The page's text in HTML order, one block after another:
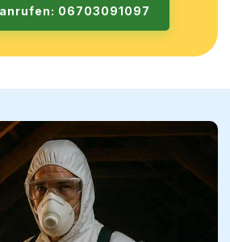
06703091097